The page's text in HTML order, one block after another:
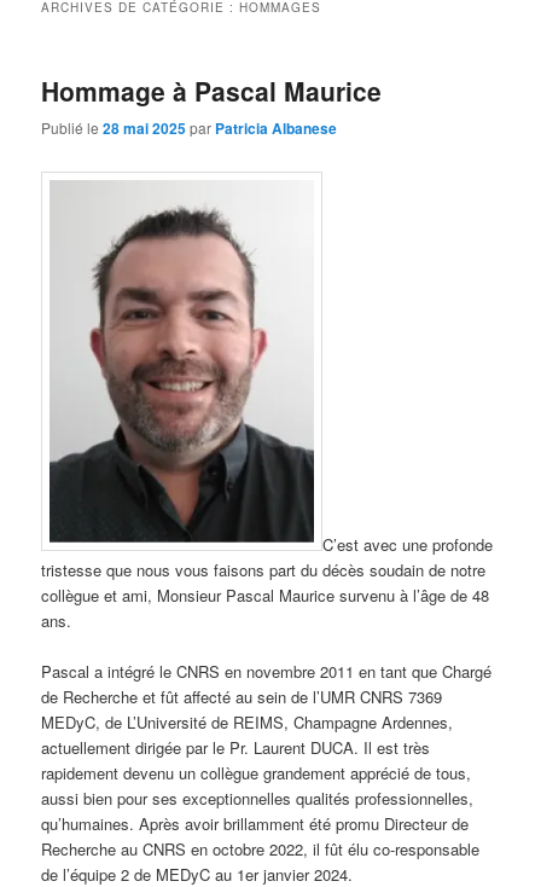
ARCHIVES DE CATÉGORIE :HOMMAGES
Hommage à Pascal Maurice
Publié le28 mai 2025par Patricia Albanese
C’est avec une profonde
tristesse que nous vous faisons part du décès soudain de notre
collègue et ami, Monsieur Pascal Maurice survenu à l’âge de 48
ans.
Pascal a intégré le CNRS en novembre 2011 en tant que Chargé
de Recherche et fût affecté au sein de l’UMR CNRS 7369
MEDyC, de L’Université de REIMS, Champagne Ardennes,
actuellement dirigée par le Pr. Laurent DUCA. Il est très
rapidement devenu un collègue grandement apprécié de tous,
aussi bien pour ses exceptionnelles qualités professionnelles,
qu’humaines. Après avoir brillamment été promu Directeur de
Recherche au CNRS en octobre 2022, il fût élu co-responsable
de l’équipe 2 de MEDyC au 1er janvier 2024.